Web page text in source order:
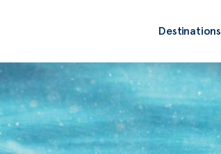
Destinations